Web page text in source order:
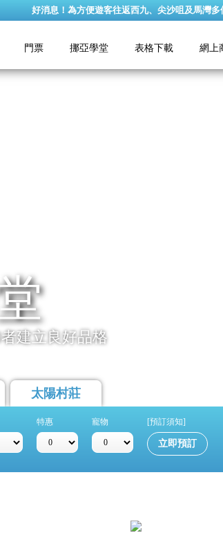
好消息！為方便遊客往返西九、尖沙咀及馬灣多個
門票 挪亞學堂 表格下載 網上
建立良好品格
太陽村莊
特惠 寵物 [預訂須知]